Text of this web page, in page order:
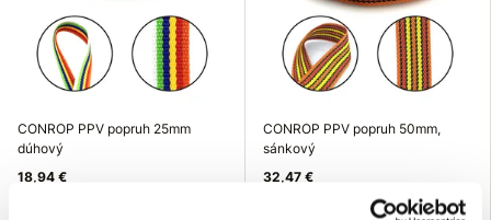
CONROP PPV popruh 25mm
dúhový
18,94 €
CONROP PPV popruh 50mm,
sánkový
32,47 €
Rozmer (mm): 50 mm